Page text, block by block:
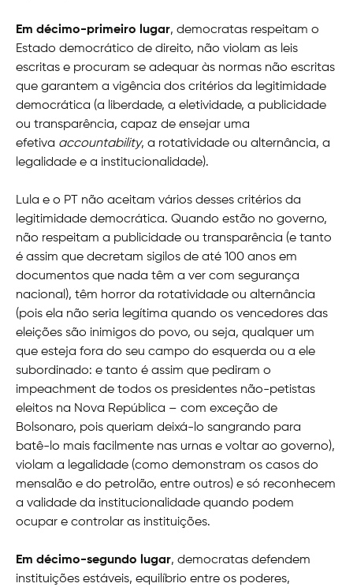
Em décimo-primeiro lugar, democratas respeitam o
Estado democrático de direito, não violam as leis
escritas e procuram se adequar às normas não escritas
que garantem a vigência dos critérios da legitimidade
democrática (a liberdade, a eletividade, a publicidade
ou transparência, capaz de ensejar uma
efetiva accountability, a rotatividade ou alternância, a
legalidade e a institucionalidade).
Lula e o PT não aceitam vários desses critérios da
legitimidade democrática. Quando estão no governo,
não respeitam a publicidade ou transparência (e tanto
é assim que decretam sigilos de até 100 anos em
documentos que nada têm a ver com segurança
nacional), têm horror da rotatividade ou alternância
(pois ela não seria legítima quando os vencedores das
eleições são inimigos do povo, ou seja, qualquer um
que esteja fora do seu campo do esquerda ou a ele
subordinado: e tanto é assim que pediram o
impeachment de todos os presidentes não-petistas
eleitos na Nova República – com exceção de
Bolsonaro, pois queriam deixá-lo sangrando para
batê-lo mais facilmente nas urnas e voltar ao governo),
violam a legalidade (como demonstram os casos do
mensalão e do petrolão, entre outros) e só reconhecem
a validade da institucionalidade quando podem
ocupar e controlar as instituições.
Em décimo-segundo lugar, democratas defendem
instituições estáveis, equilíbrio entre os poderes,